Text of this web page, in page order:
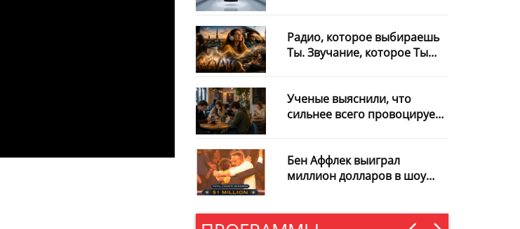
Радио, которое выбираешь
Ты. Звучание, которое Ты
Ученые выяснили, что
сильнее всего провоцирует
Бен Аффлек выиграл
миллион долларов в шоу
пожертвовал весь приз